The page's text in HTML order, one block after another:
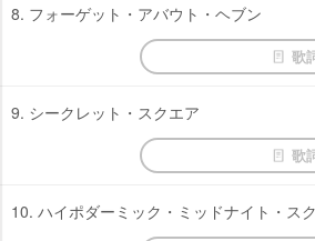
8. フォーゲット・アバウト・ヘブン
歌
9. シークレット・スクエア
歌
10. ハイポダーミック・ミッドナイト・ス